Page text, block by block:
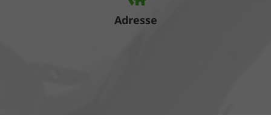
Adresse